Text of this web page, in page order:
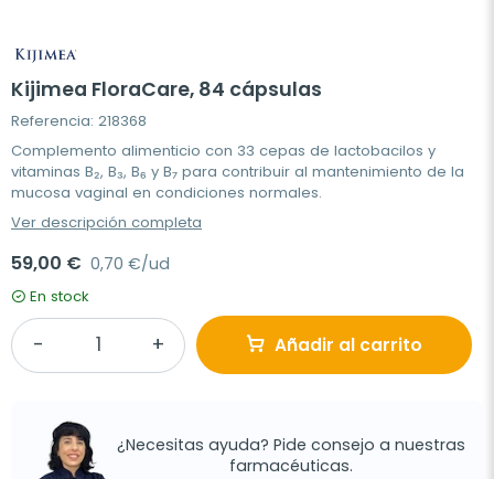
Kijimea FloraCare, 84 cápsulas
Referencia: 218368
Complemento alimenticio con 33 cepas de lactobacilos y
vitaminas B₂, B₃, B₆ y B₇ para contribuir al mantenimiento de la
mucosa vaginal en condiciones normales.
Ver descripción completa
59,00 € 0,70 €/ud
En stock
Añadir al carrito
¿Necesitas ayuda? Pide consejo a nuestras
farmacéuticas.